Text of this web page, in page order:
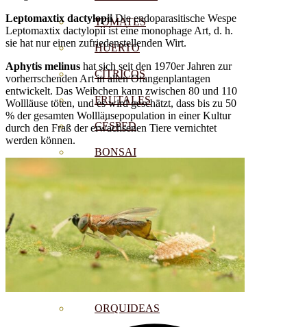
TOMATES
HUERTO
CÍTRICOS
FRUTALES
CÉSPED
BONSAI
CONÍFERAS Y SETOS
CACTUS, CRASAS Y
SUCULENTAS
PLANTAS DE INTERIOR
ORQUIDEAS
Leptomaxtix dactylopiiDie endoparasitische Wespe
Leptomaxtix dactylopii ist eine monophage Art, d. h.
sie hat nur einen zufriedenstellenden Wirt.
Aphytis melinus hat sich seit den 1970er Jahren zur
vorherrschenden Art in allen Orangenplantagen
entwickelt. Das Weibchen kann zwischen 80 und 110
Wollläuse töten, und es wird geschätzt, dass bis zu 50
% der gesamten Wollläusepopulation in einer Kultur
durch den Fraß der erwachsenen Tiere vernichtet
werden können.